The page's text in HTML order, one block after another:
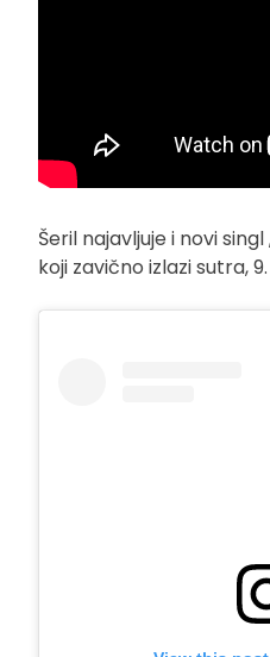
Šeril najavljuje i novi
koji zavično izlazi sutra,